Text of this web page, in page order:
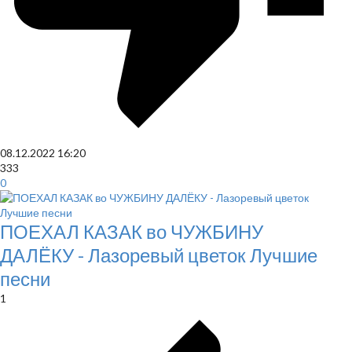
08.12.2022 16:20
333
0
ПОЕХАЛ КАЗАК во ЧУЖБИНУ
ДАЛЁКУ - Лазоревый цветок Лучшие
песни
1